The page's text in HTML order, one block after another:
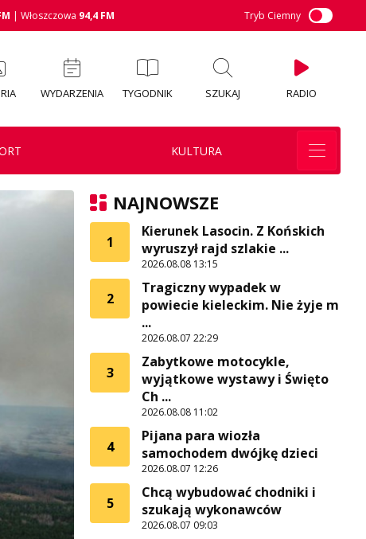
| Włoszczowa 94,4 FM Tryb Ciemny
WYDARZENIA TYGODNIK SZUKAJ RADIO
KULTURA
NAJNOWSZE
1
Kierunek Lasocin. Z Końskich
wyruszył rajd szlakie ...
2026.08.08 13:15
2
Tragiczny wypadek w
powiecie kieleckim. Nie żyje m
...
2026.08.07 22:29
3
Zabytkowe motocykle,
wyjątkowe wystawy i Święto
Ch ...
2026.08.08 11:02
4
Pijana para wiozła
samochodem dwójkę dzieci
2026.08.07 12:26
5
Chcą wybudować chodniki i
szukają wykonawców
2026.08.07 09:03